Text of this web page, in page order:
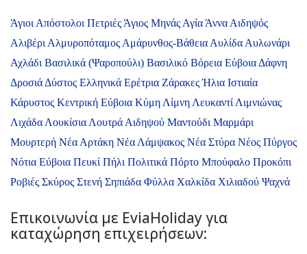
Άγιοι Απόστολοι Πετριές Άγιος Μηνάς Αγία Άννα Αιδηψός
Αλιβέρι Αλμυροπόταμος Αμάρυνθος-Βάθεια Αυλίδα Αυλωνάρι
Αχλάδι Βασιλικά (Ψαροπούλι) Βασιλικό Βόρεια Εύβοια Δάφνη
Δροσιά Δύστος Ελληνικά Ερέτρια ΖάρακεςΉλια Ιστιαία
Κάρυστος Κεντρική Εύβοια Κύμη Λίμνη Λευκαντί Λιμνιώνας
Λιχάδα Λουκίσια Λουτρά Αιδηψού Μαντούδι Μαρμάρι
Μουρτερή Νέα Αρτάκη Νέα Λάμψακος Νέα Στύρα Νέος Πύργος
Νότια Εύβοια Πευκί Πήλι Πολιτικά Πόρτο Μπούφαλο Προκόπι
Ροβιές Σκύρος Στενή Σηπιάδα Φύλλα Χαλκίδα Χιλιαδού Ψαχνά
Επικοινωνία με ΕviaHoliday για
καταχώρηση επιχειρήσεων: